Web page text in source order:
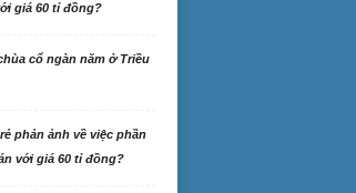
giá 60 tỉ đồng?
cổ ngàn năm ở Triều
phản ảnh về việc phần
với giá 60 tỉ đồng?